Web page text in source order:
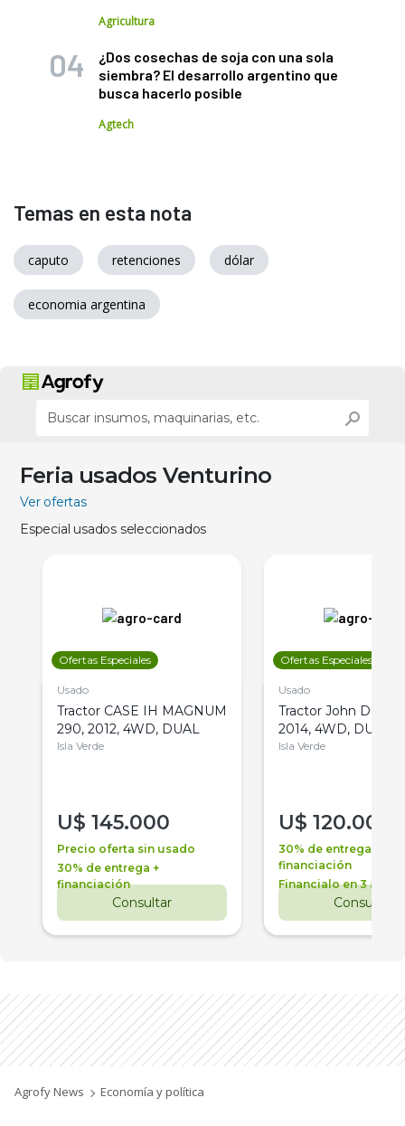
Agricultura
¿Dos cosechas de soja con una sola
siembra? El desarrollo argentino que
busca hacerlo posible
Agtech
Temas en esta nota
caputo retenciones dólar
economia argentina
Feria usados Venturino
Ver ofertas
Especial usados seleccionados
Ofertas Especiales
Usado
Tractor CASE IH MAGNUM
290, 2012, 4WD, DUAL
Isla Verde
U$ 145.000
Precio oferta sin usado
30% de entrega +
financiación
Consultar
Ofertas Especiales
Usado
Tractor John Deere
2014, 4WD, DUAL
Isla Verde
U$ 120.000
30% de entrega +
financiación
Financialo en 3 años
Consultar
Agrofy News Economía y política